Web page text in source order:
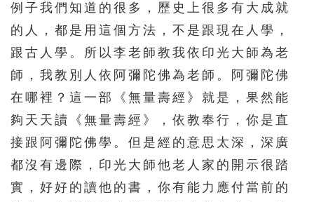
例子我們知道的很多，歷史上很多有大成就
的人，都是用這個方法，不是跟現在人學，
跟古人學。所以李老師教我依印光大師為老
師，我教別人依阿彌陀佛為老師。阿彌陀佛
在哪裡？這一部《無量壽經》就是，果然能
夠天天讀《無量壽經》，依教奉行，你是直
接跟阿彌陀佛學。但是經的意思太深，深廣
都沒有邊際，印光大師他老人家的開示很踏
實，好好的讀他的書，你有能力應付當前的